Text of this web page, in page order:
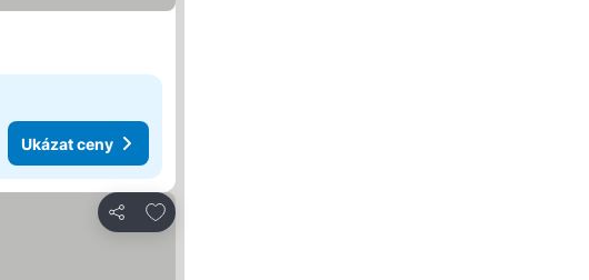
Ukázat ceny
Sdílet
Přidat na seznam oblíbených hotelů